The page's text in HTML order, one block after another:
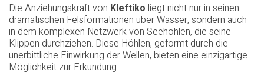
Die Anziehungskraft von Kleftiko liegt nicht nur in seinen
dramatischen Felsformationen über Wasser, sondern auch
in dem komplexen Netzwerk von Seehöhlen, die seine
Klippen durchziehen. Diese Höhlen, geformt durch die
unerbittliche Einwirkung der Wellen, bieten eine einzigartige
Möglichkeit zur Erkundung.